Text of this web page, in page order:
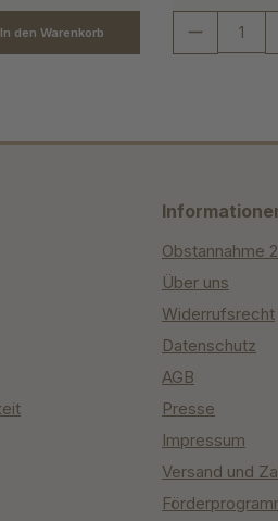
In den Warenkorb
Obstannahme
Über uns
Widerrufsrecht
Datenschutz
AGB
Presse
Impressum
Versand und